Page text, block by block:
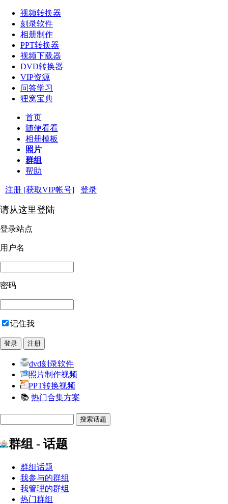
视频转换器
刻录软件
相册制作
PPT转换器
视频下载器
DVD转换器
VIP资源
问答学习
狸窝宝典
首页
随便看看
相册模板
照片
群组
帮助
注册 [获取VIP帐号] 登录
请从这里登陆
登录站点
用户名
密码
记住我
dvd刻录软件
照片制作视频
PPT转换视频
📚 热门合集方案
群组 - 话题
群组话题
我参与的群组
我管理的群组
热门群组